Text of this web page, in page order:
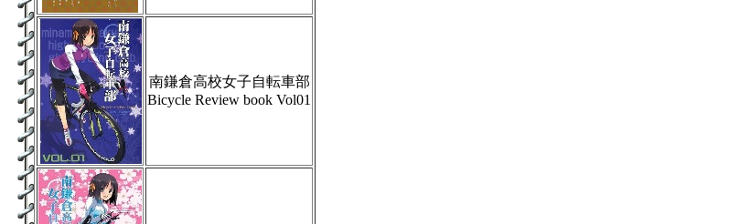
南鎌倉高校女子自転車部
Bicycle Review book Vol01